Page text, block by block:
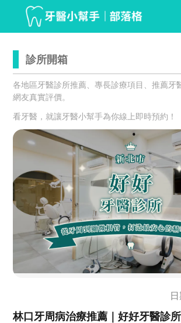
診所開箱
各地區牙醫診所推薦、專長診療項目、推薦牙
網友真實評價。
看牙醫，就讓牙醫小幫手為你線上即時預約！
林口牙周病治療推薦｜好好牙醫診